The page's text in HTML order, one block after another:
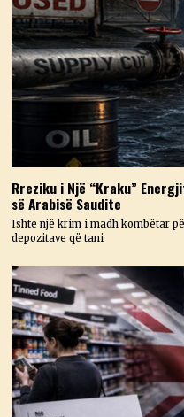
Rreziku i Një “Kraku”
së Arabisë Saudite
Ishte një krim i madh kombëtar
depozitave që tani